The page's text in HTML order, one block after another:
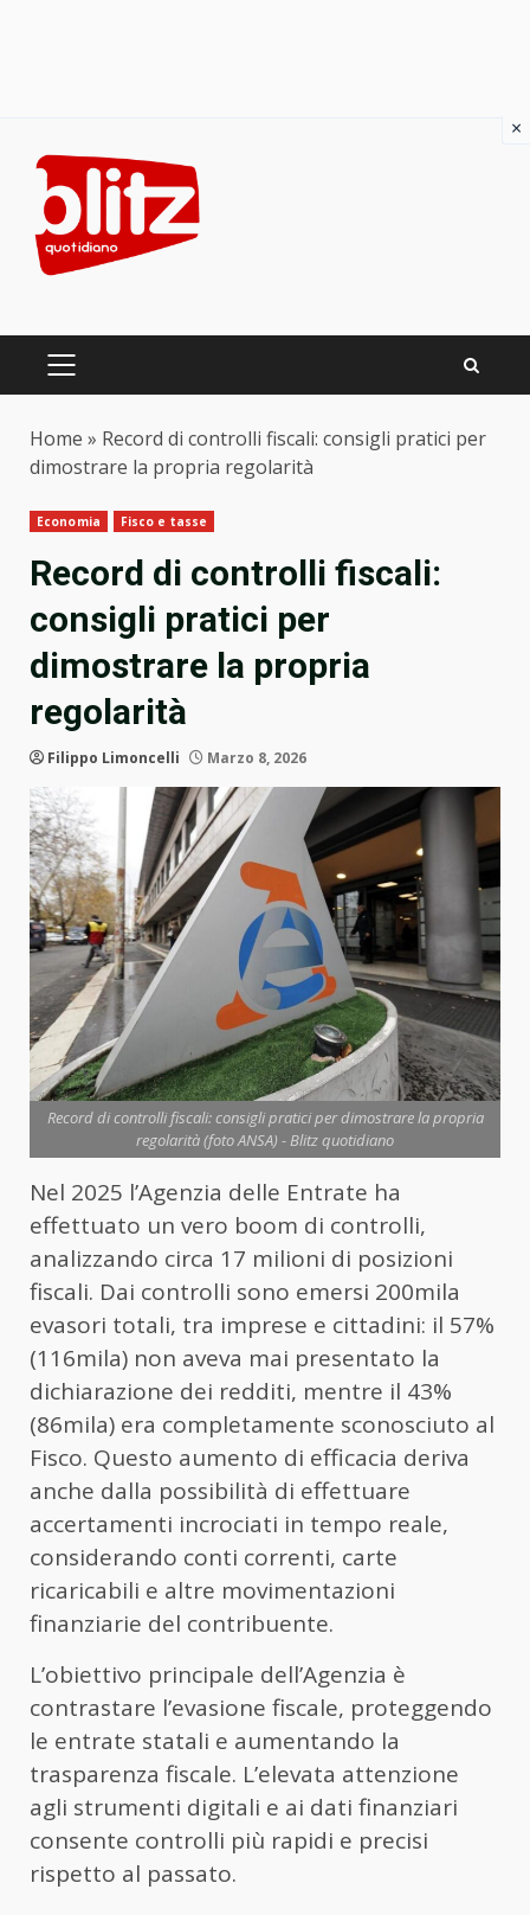
content
PRIMARY
Home » Record di controlli fiscali: consigli pratici per
dimostrare la propria regolarità
Economia Fisco e tasse
Record di controlli fiscali:
consigli pratici per
dimostrare la propria
regolarità
Filippo Limoncelli Marzo 8, 2026
Record di controlli fiscali: consigli pratici per dimostrare la propria
regolarità (foto ANSA) - Blitz quotidiano
Nel 2025 l’Agenzia delle Entrate ha
effettuato un vero boom di controlli,
analizzando circa 17 milioni di posizioni
fiscali. Dai controlli sono emersi 200mila
evasori totali, tra imprese e cittadini: il 57%
(116mila) non aveva mai presentato la
dichiarazione dei redditi, mentre il 43%
(86mila) era completamente sconosciuto al
Fisco. Questo aumento di efficacia deriva
anche dalla possibilità di effettuare
accertamenti incrociati in tempo reale,
considerando conti correnti, carte
ricaricabili e altre movimentazioni
finanziarie del contribuente.
L’obiettivo principale dell’Agenzia è
contrastare l’evasione fiscale, proteggendo
le entrate statali e aumentando la
trasparenza fiscale. L’elevata attenzione
agli strumenti digitali e ai dati finanziari
consente controlli più rapidi e precisi
rispetto al passato.
×